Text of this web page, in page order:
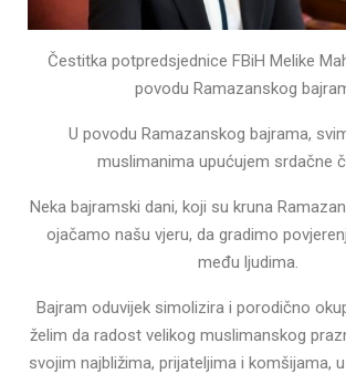
Čestitka potpredsjednice FBiH Melike
povodu Ramazanskog
U povodu Ramazanskog bajrama,
muslimanima upućujem srdačne
Neka bajramski dani, koji su kruna
ojačamo našu vjeru, da gradimo
među ljudima.
Bajram oduvijek simolizira i porodično
želim da radost velikog muslimanskog
svojim najbližima, prijateljima i komšijama,